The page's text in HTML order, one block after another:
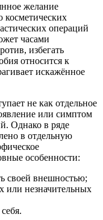
желание
операций
часами
избегать
относится к
искажённое
не как отдельное
или симптом
Однако в ряде
в отдельную
особенности:
своей внешностью;
или незначительных